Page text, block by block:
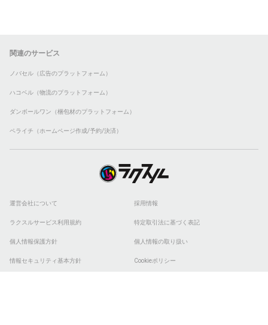
関連のサービス
ノバセル（広告のプラットフォーム）
ハコベル（物流のプラットフォーム）
ダンボールワン（梱包材のプラットフォーム）
ペライチ（ホームページ作成/予約/決済）
運営会社について 採用情報
ラクスルサービス利用規約 特定取引法に基づく表記
個人情報保護方針 個人情報の取り扱い
情報セキュリティ基本方針 Cookieポリシー